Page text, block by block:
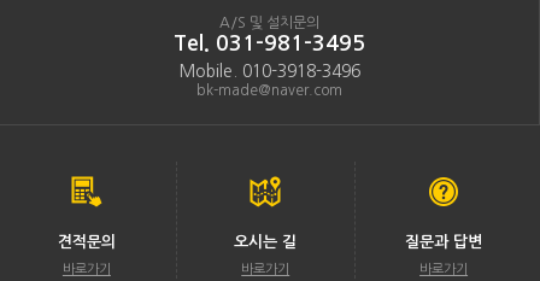
A/S 및 설치문의
Tel. 031-981-3495
Mobile. 010-3918-3496
bk-made@naver.com
견적문의
바로가기
오시는 길
바로가기
질문과 답변
바로가기